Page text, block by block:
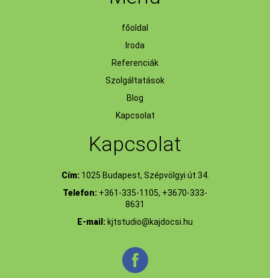
főoldal
Iroda
Referenciák
Szolgáltatások
Blog
Kapcsolat
Kapcsolat
Cím:1025 Budapest, Szépvölgyi út 34.
Telefon: +361-335-1105, +3670-333-
8631
E-mail: kjtstudio@kajdocsi.hu